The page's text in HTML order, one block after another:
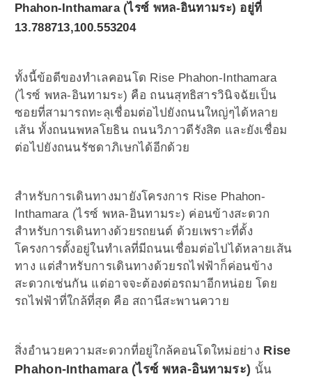
Phahon-Inthamara (ไรซ์ พหล-อินทามระ) อยู่ที่
13.788713,100.553204
ทั้งนี้ข้อดีของทำเลคอนโด Rise Phahon-Inthamara
(ไรซ์ พหล-อินทามระ) คือ ถนนสุทธิสารวินิจฉัยเป็น
ซอยที่สามารถทะลุเชื่อมต่อไปยังถนนใหญ่ๆได้หลาย
เส้น ทั้งถนนพหลโยธิน ถนนวิภาวดีรังสิต และยังเชื่อม
ต่อไปยังถนนรัชดาภิเษกได้อีกด้วย
สำหรับการเดินทางมายังโครงการ Rise Phahon-
Inthamara (ไรซ์ พหล-อินทามระ) ค่อนข้างสะดวก
สำหรับการเดินทางด้วยรถยนต์ ด้วยเพราะที่ตั้ง
โครงการตั้งอยู่ในทำเลที่มีถนนเชื่อมต่อไปได้หลายเส้น
ทาง แต่สำหรับการเดินทางด้วยรถไฟฟ้าก็ค่อนข้าง
สะดวกเช่นกัน แต่อาจจะต้องต่อรถมาอีกหน่อย โดย
รถไฟฟ้าที่ใกล้ที่สุด คือ สถานีสะพานควาย
สิ่งอำนวยความสะดวกที่อยู่ใกล้คอนโดใหม่อย่าง Rise
Phahon-Inthamara (ไรซ์ พหล-อินทามระ) นั้น